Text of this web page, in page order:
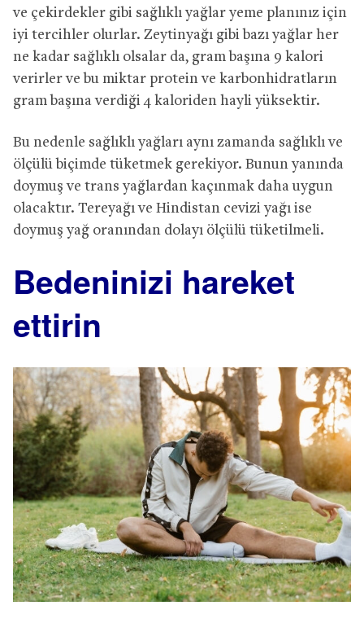
ve çekirdekler gibi sağlıklı yağlar yeme planınız için
iyi tercihler olurlar. Zeytinyağı gibi bazı yağlar her
ne kadar sağlıklı olsalar da, gram başına 9 kalori
verirler ve bu miktar protein ve karbonhidratların
gram başına verdiği 4 kaloriden hayli yüksektir.
Bu nedenle sağlıklı yağları aynı zamanda sağlıklı ve
ölçülü biçimde tüketmek gerekiyor. Bunun yanında
doymuş ve trans yağlardan kaçınmak daha uygun
olacaktır. Tereyağı ve Hindistan cevizi yağı ise
doymuş yağ oranından dolayı ölçülü tüketilmeli.
Bedeninizi hareket
ettirin